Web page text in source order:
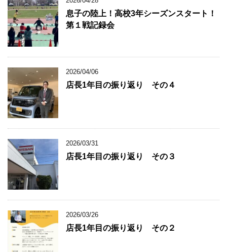
息子の陸上！高校3年シーズンスタート！
第１戦記録会
2026/04/06
店長1年目の振り返り その４
2026/03/31
店長1年目の振り返り その３
2026/03/26
店長1年目の振り返り その２